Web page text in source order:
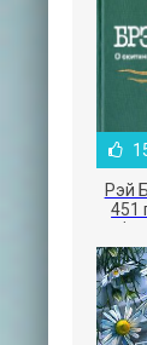
Рэй
451